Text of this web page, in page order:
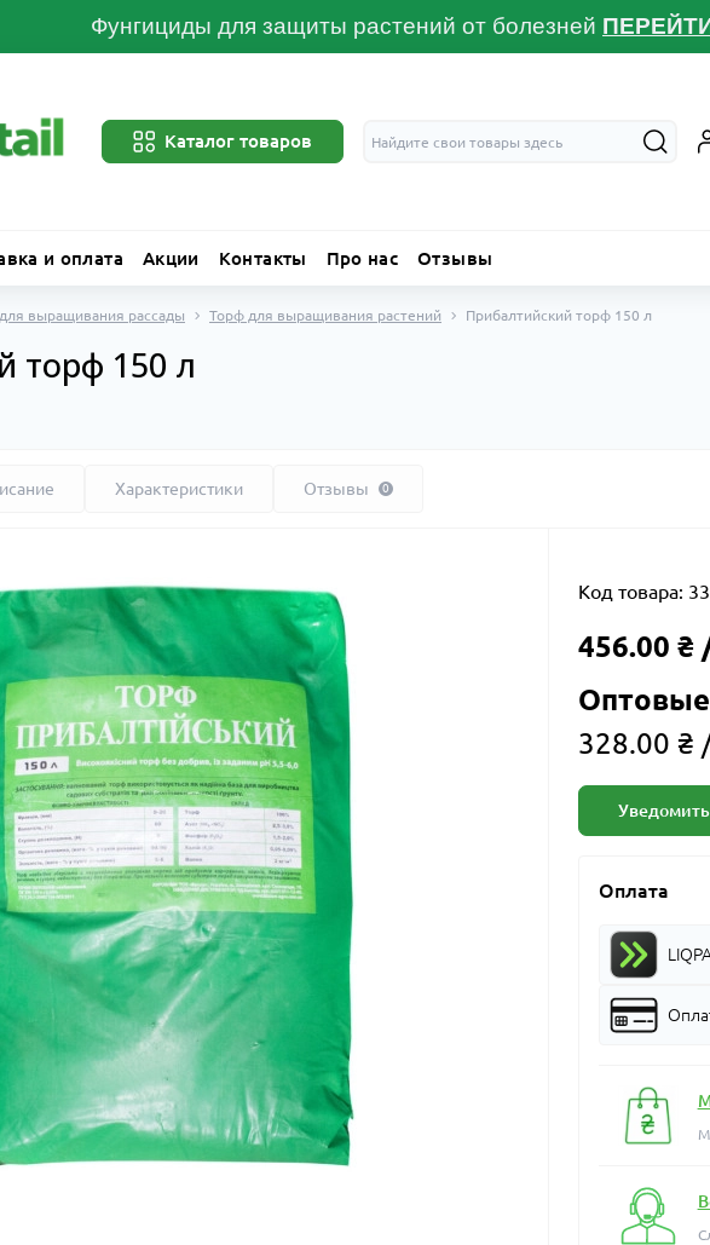
Фунгициды для защиты растений от болезней
Каталог товаров
и оплата Акции Контакты Про нас Отзывы
выращивания рассады Торф для выращивания растений Прибалтийский торф 150 л
торф 150 л
Характеристики Отзывы 0
Код товара:
456.00
328.00 ₴
Оплата